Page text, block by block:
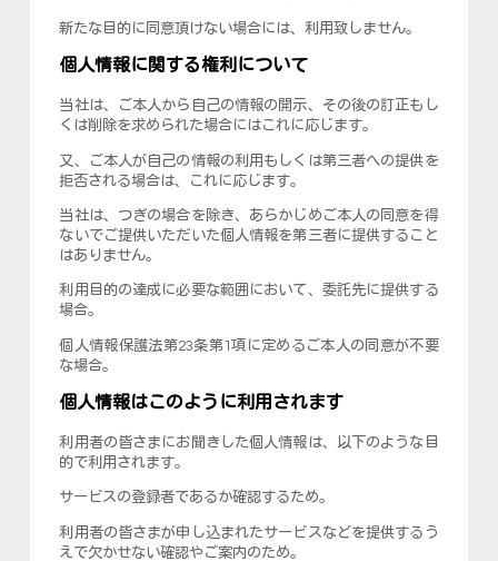
新たな目的に同意頂けない場合には、利用致しません。
個人情報に関する権利について
当社は、ご本人から自己の情報の開示、その後の訂正もし
くは削除を求められた場合にはこれに応じます。
又、ご本人が自己の情報の利用もしくは第三者への提供を
拒否される場合は、これに応じます。
当社は、つぎの場合を除き、あらかじめご本人の同意を得
ないでご提供いただいた個人情報を第三者に提供すること
はありません。
利用目的の達成に必要な範囲において、委託先に提供する
場合。
個人情報保護法第23条第1項に定めるご本人の同意が不要
な場合。
個人情報はこのように利用されます
利用者の皆さまにお聞きした個人情報は、以下のような目
的で利用されます。
サービスの登録者であるか確認するため。
利用者の皆さまが申し込まれたサービスなどを提供するう
えで欠かせない確認やご案内のため。